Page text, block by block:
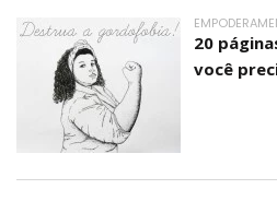
20
você